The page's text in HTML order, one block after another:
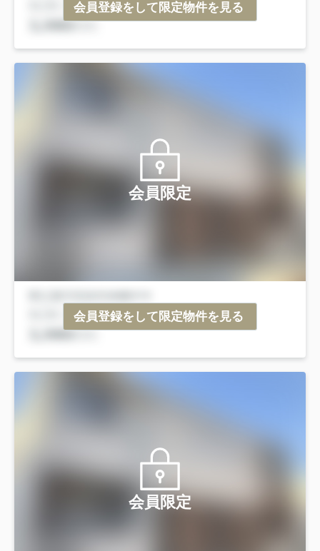
会員登録をして限定物件を見る
会員限定
会員登録をして限定物件を見る
会員限定